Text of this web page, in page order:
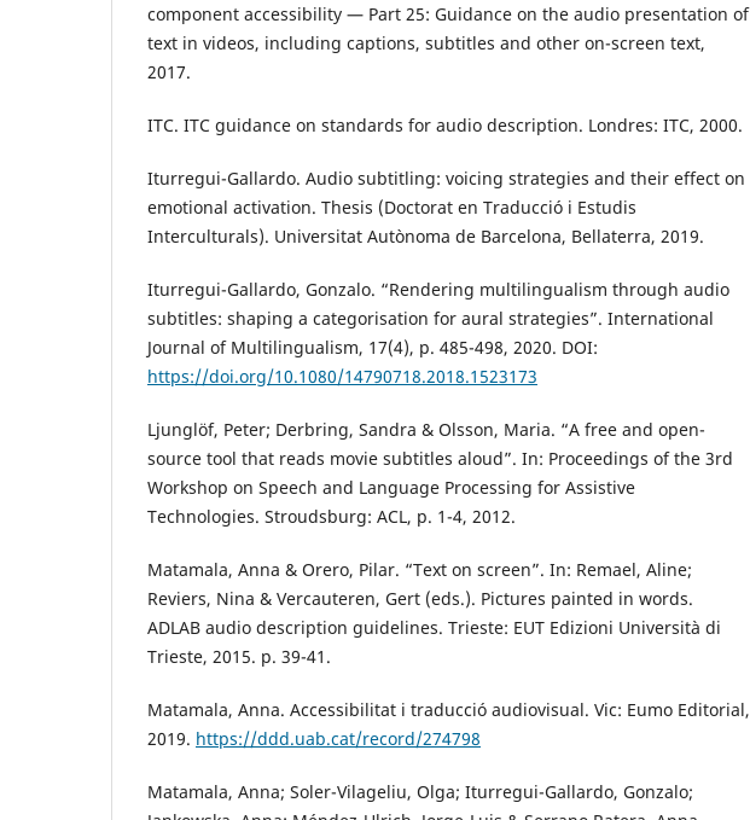
component accessibility — Part 25: Guidance on the audio presentation of
text in videos, including captions, subtitles and other on-screen text,
2017.
ITC. ITC guidance on standards for audio description. Londres: ITC, 2000.
Iturregui-Gallardo. Audio subtitling: voicing strategies and their effect on
emotional activation. Thesis (Doctorat en Traducció i Estudis
Interculturals). Universitat Autònoma de Barcelona, Bellaterra, 2019.
Iturregui-Gallardo, Gonzalo. “Rendering multilingualism through audio
subtitles: shaping a categorisation for aural strategies”. International
Journal of Multilingualism, 17(4), p. 485-498, 2020. DOI:
https://doi.org/10.1080/14790718.2018.1523173
Ljunglöf, Peter; Derbring, Sandra & Olsson, Maria. “A free and open-
source tool that reads movie subtitles aloud”. In: Proceedings of the 3rd
Workshop on Speech and Language Processing for Assistive
Technologies. Stroudsburg: ACL, p. 1-4, 2012.
Matamala, Anna & Orero, Pilar. “Text on screen”. In: Remael, Aline;
Reviers, Nina & Vercauteren, Gert (eds.). Pictures painted in words.
ADLAB audio description guidelines. Trieste: EUT Edizioni Università di
Trieste, 2015. p. 39-41.
Matamala, Anna. Accessibilitat i traducció audiovisual. Vic: Eumo Editorial,
2019. https://ddd.uab.cat/record/274798
Matamala, Anna; Soler-Vilageliu, Olga; Iturregui-Gallardo, Gonzalo;